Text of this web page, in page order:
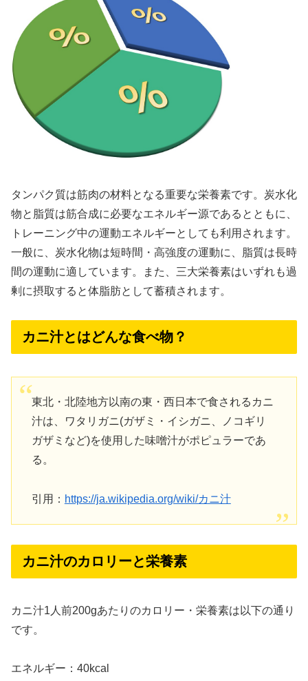
タンパク質は筋肉の材料となる重要な栄養素です。炭水化
物と脂質は筋合成に必要なエネルギー源であるとともに、
トレーニング中の運動エネルギーとしても利用されます。
一般に、炭水化物は短時間・高強度の運動に、脂質は長時
間の運動に適しています。また、三大栄養素はいずれも過
剰に摂取すると体脂肪として蓄積されます。
カニ汁とはどんな食べ物？
東北・北陸地方以南の東・西日本で食されるカニ
汁は、ワタリガニ(ガザミ・イシガニ、ノコギリ
ガザミなど)を使用した味噌汁がポピュラーであ
る。
引用： https://ja.wikipedia.org/wiki/カニ汁
カニ汁のカロリーと栄養素
カニ汁1人前200gあたりのカロリー・栄養素は以下の通り
です。
エネルギー：40kcal